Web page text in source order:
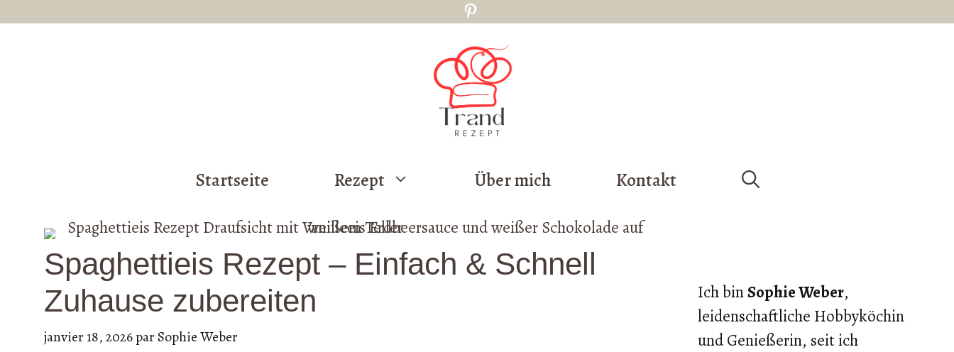
Pinterest
Startseite Rezept Über mich Kontakt
Spaghettieis Rezept – Einfach & Schnell
Zuhause zubereiten
janvier 18, 2026parSophie Weber
Ich binSophie Weber,
leidenschaftliche Hobbyköchin
und Genießerin, seit ich